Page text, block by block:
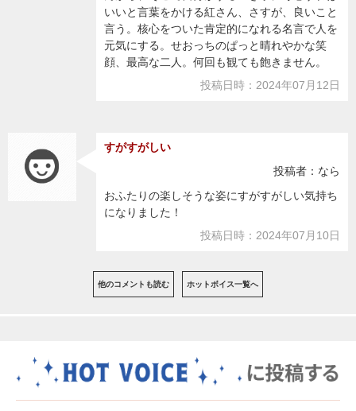
いいと言葉をかける紅さん、さすが、良いこと
言う。核心をついた肯定的になれる名言で人を
元気にする。せおっちのぱっと晴れやかな笑
顔、最高な二人。何回も観ても飽きません。
投稿日時：2024年07月12日
すがすがしい
投稿者：なら
おふたりの楽しそうな姿にすがすがしい気持ち
になりました！
投稿日時：2024年07月10日
他のコメントも読む ホットボイス一覧へ